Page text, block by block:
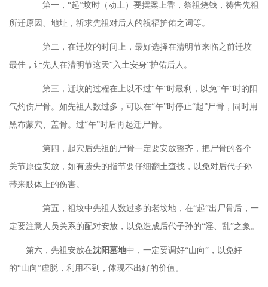
第一， “起”坟时（动土）要摆案上香，祭祖烧钱，祷告先祖
所迁原因、地址，祈求先祖对后人的祝福护佑之词等。
第二，在迁坟的时间上，最好选择在清明节来临之前迁坟
最佳，让先人在清明节这天“入土安身”护佑后人。
第三，迁坟的过程在上以不过“午”时最利，以免“午”时的阳
气灼伤尸骨。如先祖人数过多，可以在“午”时停止“起”尸骨，同时用
黑布蒙穴、盖骨。过“午”时后再起迁尸骨。
第四，起穴后先祖的尸骨一定要安放整齐，把尸骨的各个
关节原位安放，如有遗失的指节要仔细翻土查找，以免对后代子孙
带来肢体上的伤害。
第五，祖坟中先祖人数过多的老坟地，在“起”出尸骨后，一
定要注意人员关系的配对安放，以免造成后代子孙的“淫、乱”之象。
第六，先祖安放在沈阳墓地中，一定要调好“山向”，以免好
的“山向”虚脱，利用不到，体现不出好的价值。